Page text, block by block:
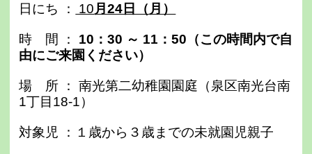
日にち ： 10月24日（月）
時 間 ： 10：30 ～ 11：50（この時間内で自
由にご来園ください）
場 所 ： 南光第二幼稚園園庭（泉区南光台南
1丁目18-1）
対象児 ：１歳から３歳までの未就園児親子